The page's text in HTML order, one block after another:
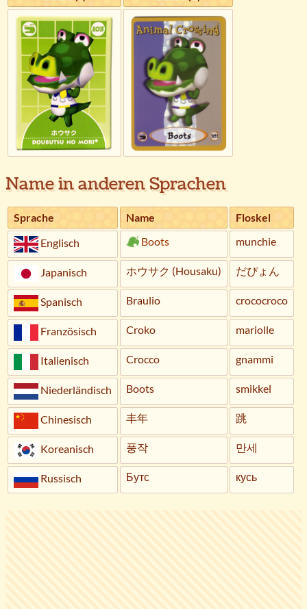
Name in anderen Sprachen
Sprache Name
Floskel
Englisch
Boots munchie
Japanisch ホウサク (Housaku) だぴょん
Spanisch Braulio crococroco
Französisch Croko mariolle
Italienisch Crocco gnammi
Niederländisch Boots smikkel
Chinesisch 丰年 跳
Koreanisch 풍작 만세
Russisch Бутс кусь